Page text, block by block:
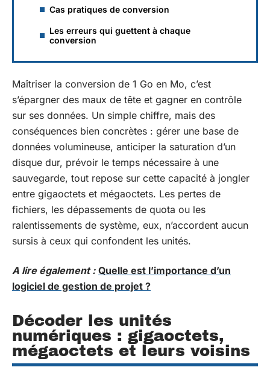
Cas pratiques de conversion
Les erreurs qui guettent à chaque
conversion
Maîtriser la conversion de 1 Go en Mo, c’est
s’épargner des maux de tête et gagner en contrôle
sur ses données. Un simple chiffre, mais des
conséquences bien concrètes : gérer une base de
données volumineuse, anticiper la saturation d’un
disque dur, prévoir le temps nécessaire à une
sauvegarde, tout repose sur cette capacité à jongler
entre gigaoctets et mégaoctets. Les pertes de
fichiers, les dépassements de quota ou les
ralentissements de système, eux, n’accordent aucun
sursis à ceux qui confondent les unités.
A lire également : Quelle est l’importance d’un
logiciel de gestion de projet ?
Décoder les unités
numériques : gigaoctets,
mégaoctets et leurs voisins